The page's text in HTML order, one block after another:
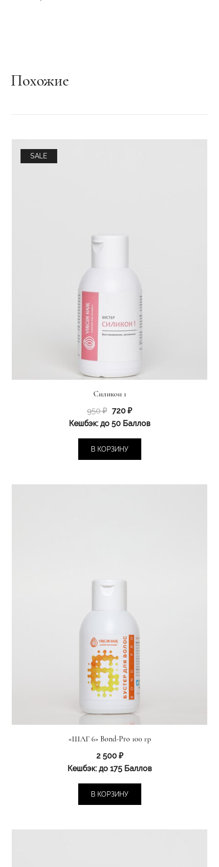
Похожие
SALE
Силикон 1
950₽ Первоначальная
цена
950 ₽.
720 ₽Текущая
цена:
Кешбэк: до 50 Баллов
В КОРЗИНУ
«ШАГ 6» Bond-Pro 100 гр
2 500 ₽
Кешбэк: до 175 Баллов
В КОРЗИНУ